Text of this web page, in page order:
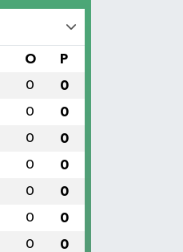
O P
0 0
0 0
0 0
0 0
0 0
0 0
0 0